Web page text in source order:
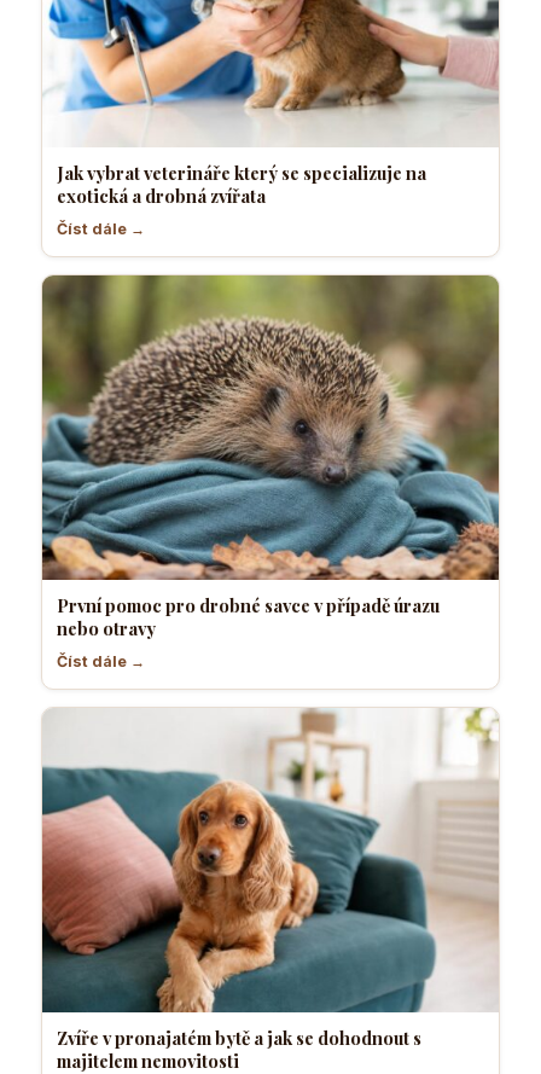
Jak vybrat veterináře který se specializuje na
exotická a drobná zvířata
Číst dále →
První pomoc pro drobné savce v případě úrazu
nebo otravy
Číst dále →
Zvíře v pronajatém bytě a jak se dohodnout s
majitelem nemovitosti